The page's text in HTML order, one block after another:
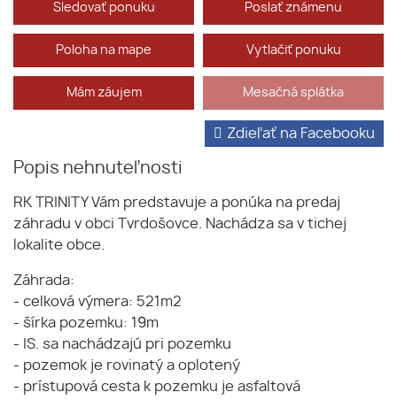
Sledovať ponuku Poslať známenu
Poloha na mape Vytlačiť ponuku
Mám záujem Mesačná splátka
Popis nehnuteľnosti
Zdieľať na Facebooku
RK TRINITY Vám predstavuje a ponúka na predaj
záhradu v obci Tvrdošovce. Nachádza sa v tichej
lokalite obce.
Záhrada:
- celková výmera: 521m2
- šírka pozemku: 19m
- IS. sa nachádzajú pri pozemku
- pozemok je rovinatý a oplotený
- prístupová cesta k pozemku je asfaltová